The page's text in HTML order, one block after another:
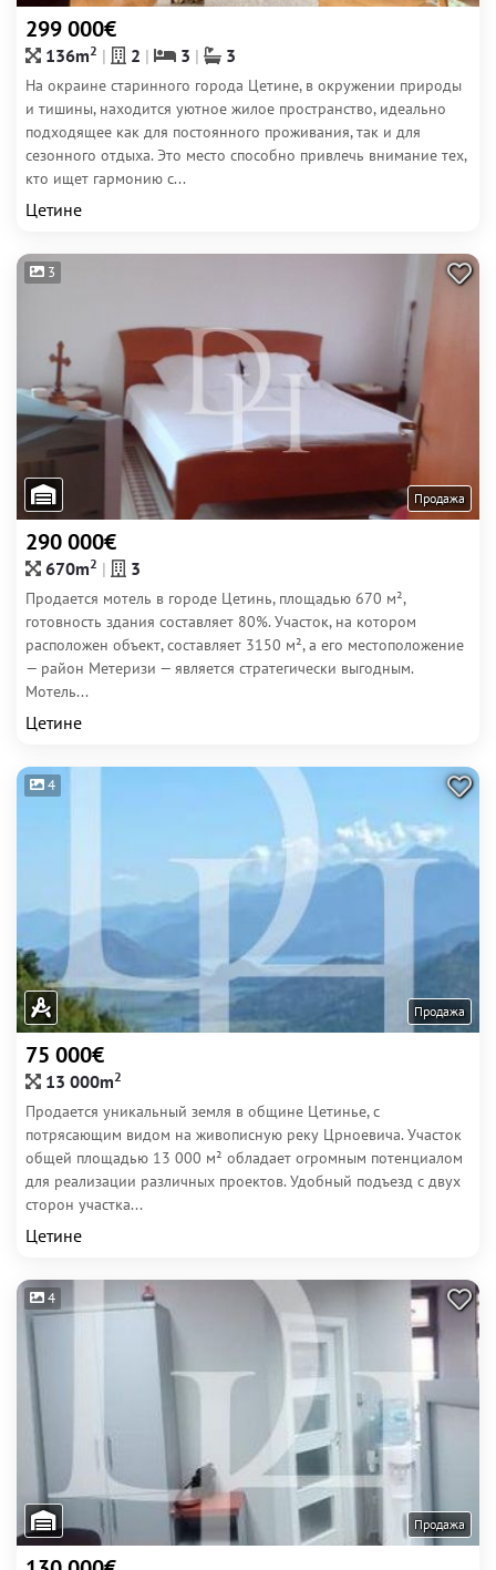
299 000€
136m2 2 3 3
На окраине старинного города Цетине, в окружении природы
и тишины, находится уютное жилое пространство, идеально
подходящее как для постоянного проживания, так и для
сезонного отдыха. Это место способно привлечь внимание тех,
кто ищет гармонию с...
Цетине
3
Продажа
290 000€
670m2 3
Продается мотель в городе Цетинь, площадью 670 м²,
готовность здания составляет 80%. Участок, на котором
расположен объект, составляет 3150 м², а его местоположение
— район Метеризи — является стратегически выгодным.
Мотель...
Цетине
4
Продажа
75 000€
13 000m2
Продается уникальный земля в общине Цетинье, с
потрясающим видом на живописную реку Црноевича. Участок
общей площадью 13 000 м² обладает огромным потенциалом
для реализации различных проектов. Удобный подъезд с двух
сторон участка...
Цетине
4
Продажа